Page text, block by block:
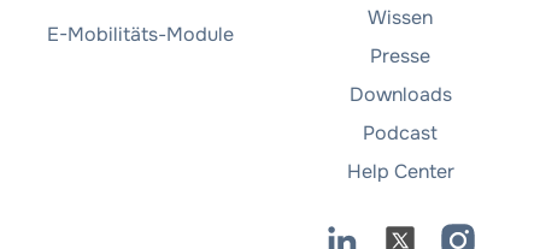
E-Mobilitäts-Module
Wissen
Presse
Downloads
Podcast
Help Center